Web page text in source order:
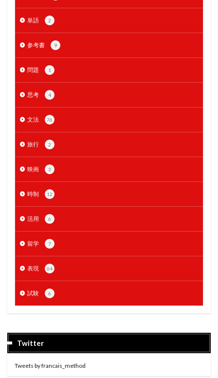
単語 2
参考書 9
問題 1
思考 4
文法 76
旅行 2
映画 3
時制 12
活用 6
留学 7
表現 64
試験 6
Twitter
Tweets by francais_method